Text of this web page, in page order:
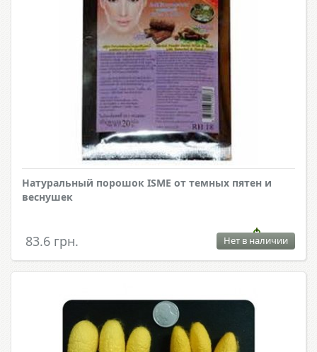
Натуральный порошок ISME от темных пятен и
веснушек
83.6 грн. Нет в наличии